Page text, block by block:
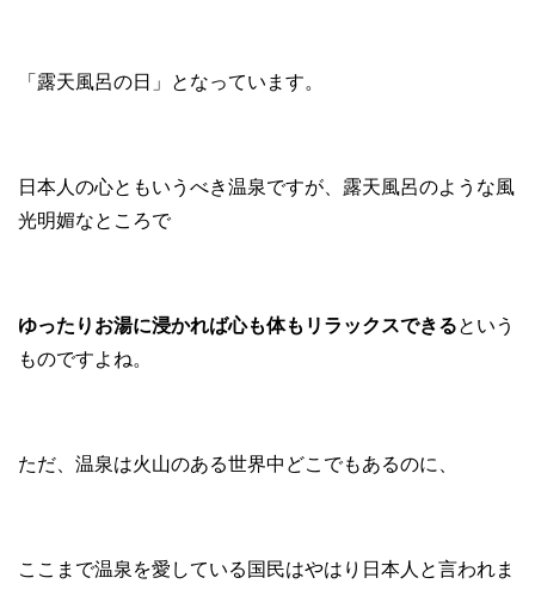
「露天風呂の日」となっています。
日本人の心ともいうべき温泉ですが、露天風呂のような風
光明媚なところで
ゆったりお湯に浸かれば心も体もリラックスできるという
ものですよね。
ただ、温泉は火山のある世界中どこでもあるのに、
ここまで温泉を愛している国民はやはり日本人と言われま